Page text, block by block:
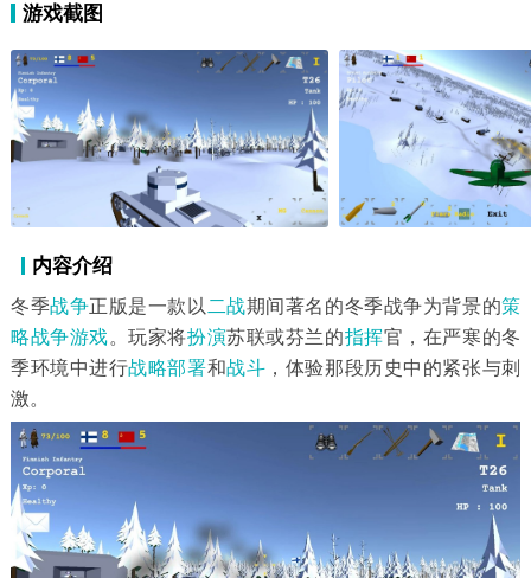
游戏截图
内容介绍
冬季战争正版是一款以 二战期间著名的冬季战争为背景的策
略战争游戏。玩家将扮演苏联或芬兰的指挥官，在严寒的冬
季环境中进行战略部署和战斗 ，体验那段历史中的紧张与刺
激。